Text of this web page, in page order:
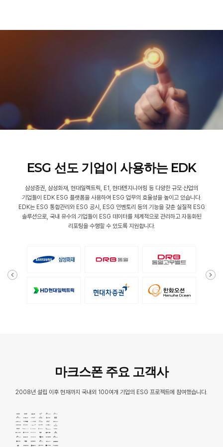
ESG 선도 기업이 사용하는 EDK
삼성증권, 삼성화재, 현대일렉트릭, E1, 현대엔지니어링 등 다양한 규모·산업의
기업들이
EDK ESG 플랫폼을 사용하여 ESG 업무의 효율성을 높이고 있습니다.
EDK는 ESG 통합관리와 ESG 공시, ESG 인벤토리 등의 기능을 갖춘 실질적 ESG
솔루션으로, 국내 유수의 기업들이 ESG 데이터를 체계적으로 관리하고 자동화된
리포팅을 수행할 수 있도록 지원합니다.
마크스폰 주요 고객사
2008년 설립 이후 현재까지 국내외 100여개 기업의 ESG 프로젝트에 참여했습니다.